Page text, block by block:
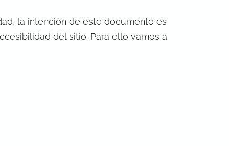
la intención de este documento es
del sitio. Para ello vamos a